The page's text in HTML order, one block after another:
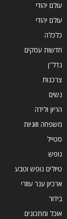
עולם יהודי
עולם יהודי
כלכלה
חדשות עסקים
נדל''ן
צרכנות
נשים
הריון ולידה
משפחה וזוגיות
סטייל
נופש
טיולים נופש וטבע
ארכיון ענר עוזרי
בידור
אוכל ומתכונים